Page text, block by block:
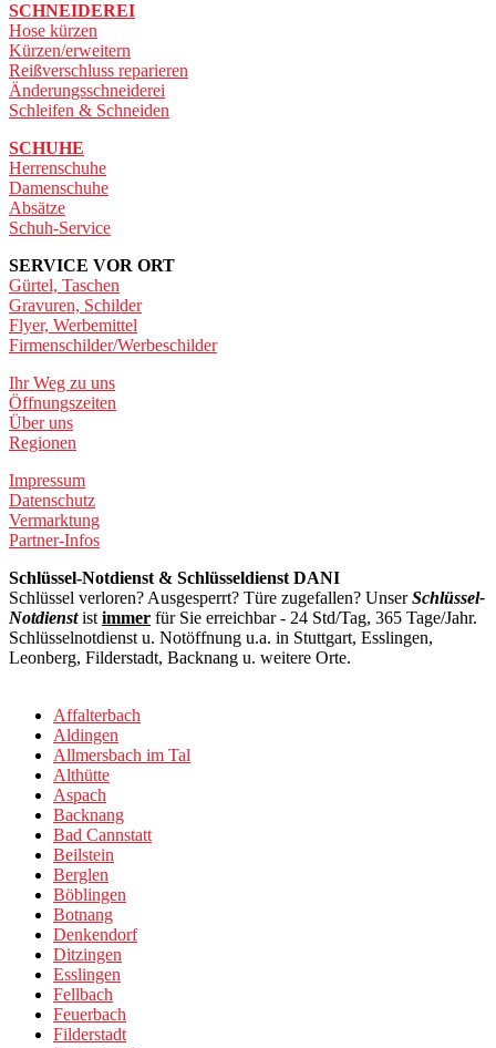
SCHNEIDEREI
Hose kürzen
Kürzen/erweitern
Reißverschluss reparieren
Änderungsschneiderei
Schleifen & Schneiden
SCHUHE
Herrenschuhe
Damenschuhe
Absätze
Schuh-Service
SERVICE VOR ORT
Gürtel, Taschen
Gravuren, Schilder
Flyer, Werbemittel
Firmenschilder/Werbeschilder
Ihr Weg zu uns
Öffnungszeiten
Über uns
Regionen
Impressum
Datenschutz
Vermarktung
Partner-Infos
Schlüssel-Notdienst & Schlüsseldienst DANI
Schlüssel verloren? Ausgesperrt? Türe zugefallen? UnserSchlüssel-
Notdienstist immer für Sie erreichbar - 24 Std/Tag, 365 Tage/Jahr.
Schlüsselnotdienst u. Notöffnung u.a. in Stuttgart, Esslingen,
Leonberg, Filderstadt, Backnang u. weitere Orte.
Affalterbach
Aldingen
Allmersbach im Tal
Althütte
Aspach
Backnang
Bad Cannstatt
Beilstein
Berglen
Böblingen
Botnang
Denkendorf
Ditzingen
Esslingen
Fellbach
Feuerbach
Filderstadt